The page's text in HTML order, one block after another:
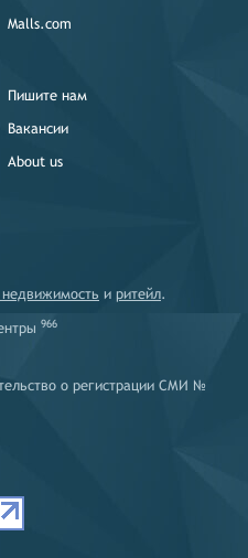
Malls.com
Пишите нам
Вакансии
About us
и ритейл.
966
о регистрации СМИ №